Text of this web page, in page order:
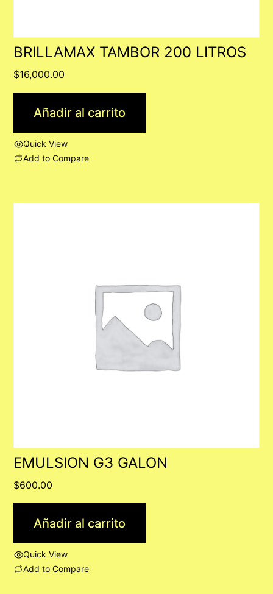
BRILLAMAX TAMBOR 200 LITROS
$16,000.00
Añadir al carrito
Quick View
Add to Compare
EMULSION G3 GALON
$600.00
Añadir al carrito
Quick View
Add to Compare